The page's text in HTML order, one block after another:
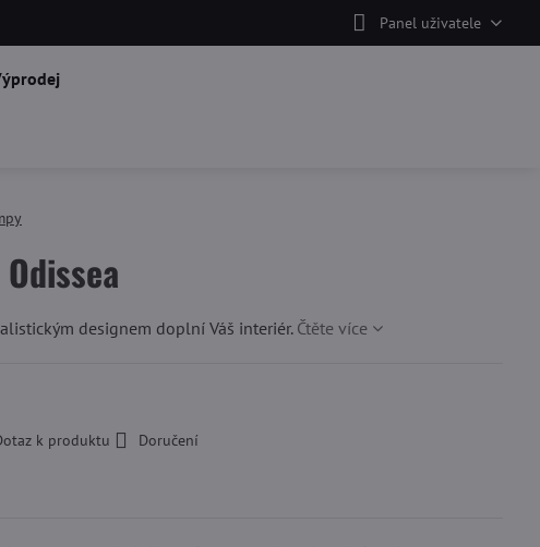
Panel uživatele
designem doplní Váš interiér. Čtěte více
k produktu Doručení